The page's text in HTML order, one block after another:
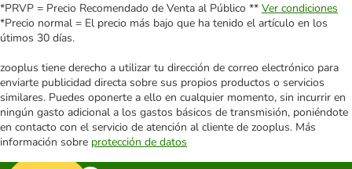
*PRVP = Precio Recomendado de Venta al Público ** Ver condiciones
*Precio normal = El precio más bajo que ha tenido el artículo en los
útimos 30 días.
zooplus tiene derecho a utilizar tu dirección de correo electrónico para
enviarte publicidad directa sobre sus propios productos o servicios
similares. Puedes oponerte a ello en cualquier momento, sin incurrir en
ningún gasto adicional a los gastos básicos de transmisión, poniéndote
en contacto con el servicio de atención al cliente de zooplus. Más
información sobre protección de datos